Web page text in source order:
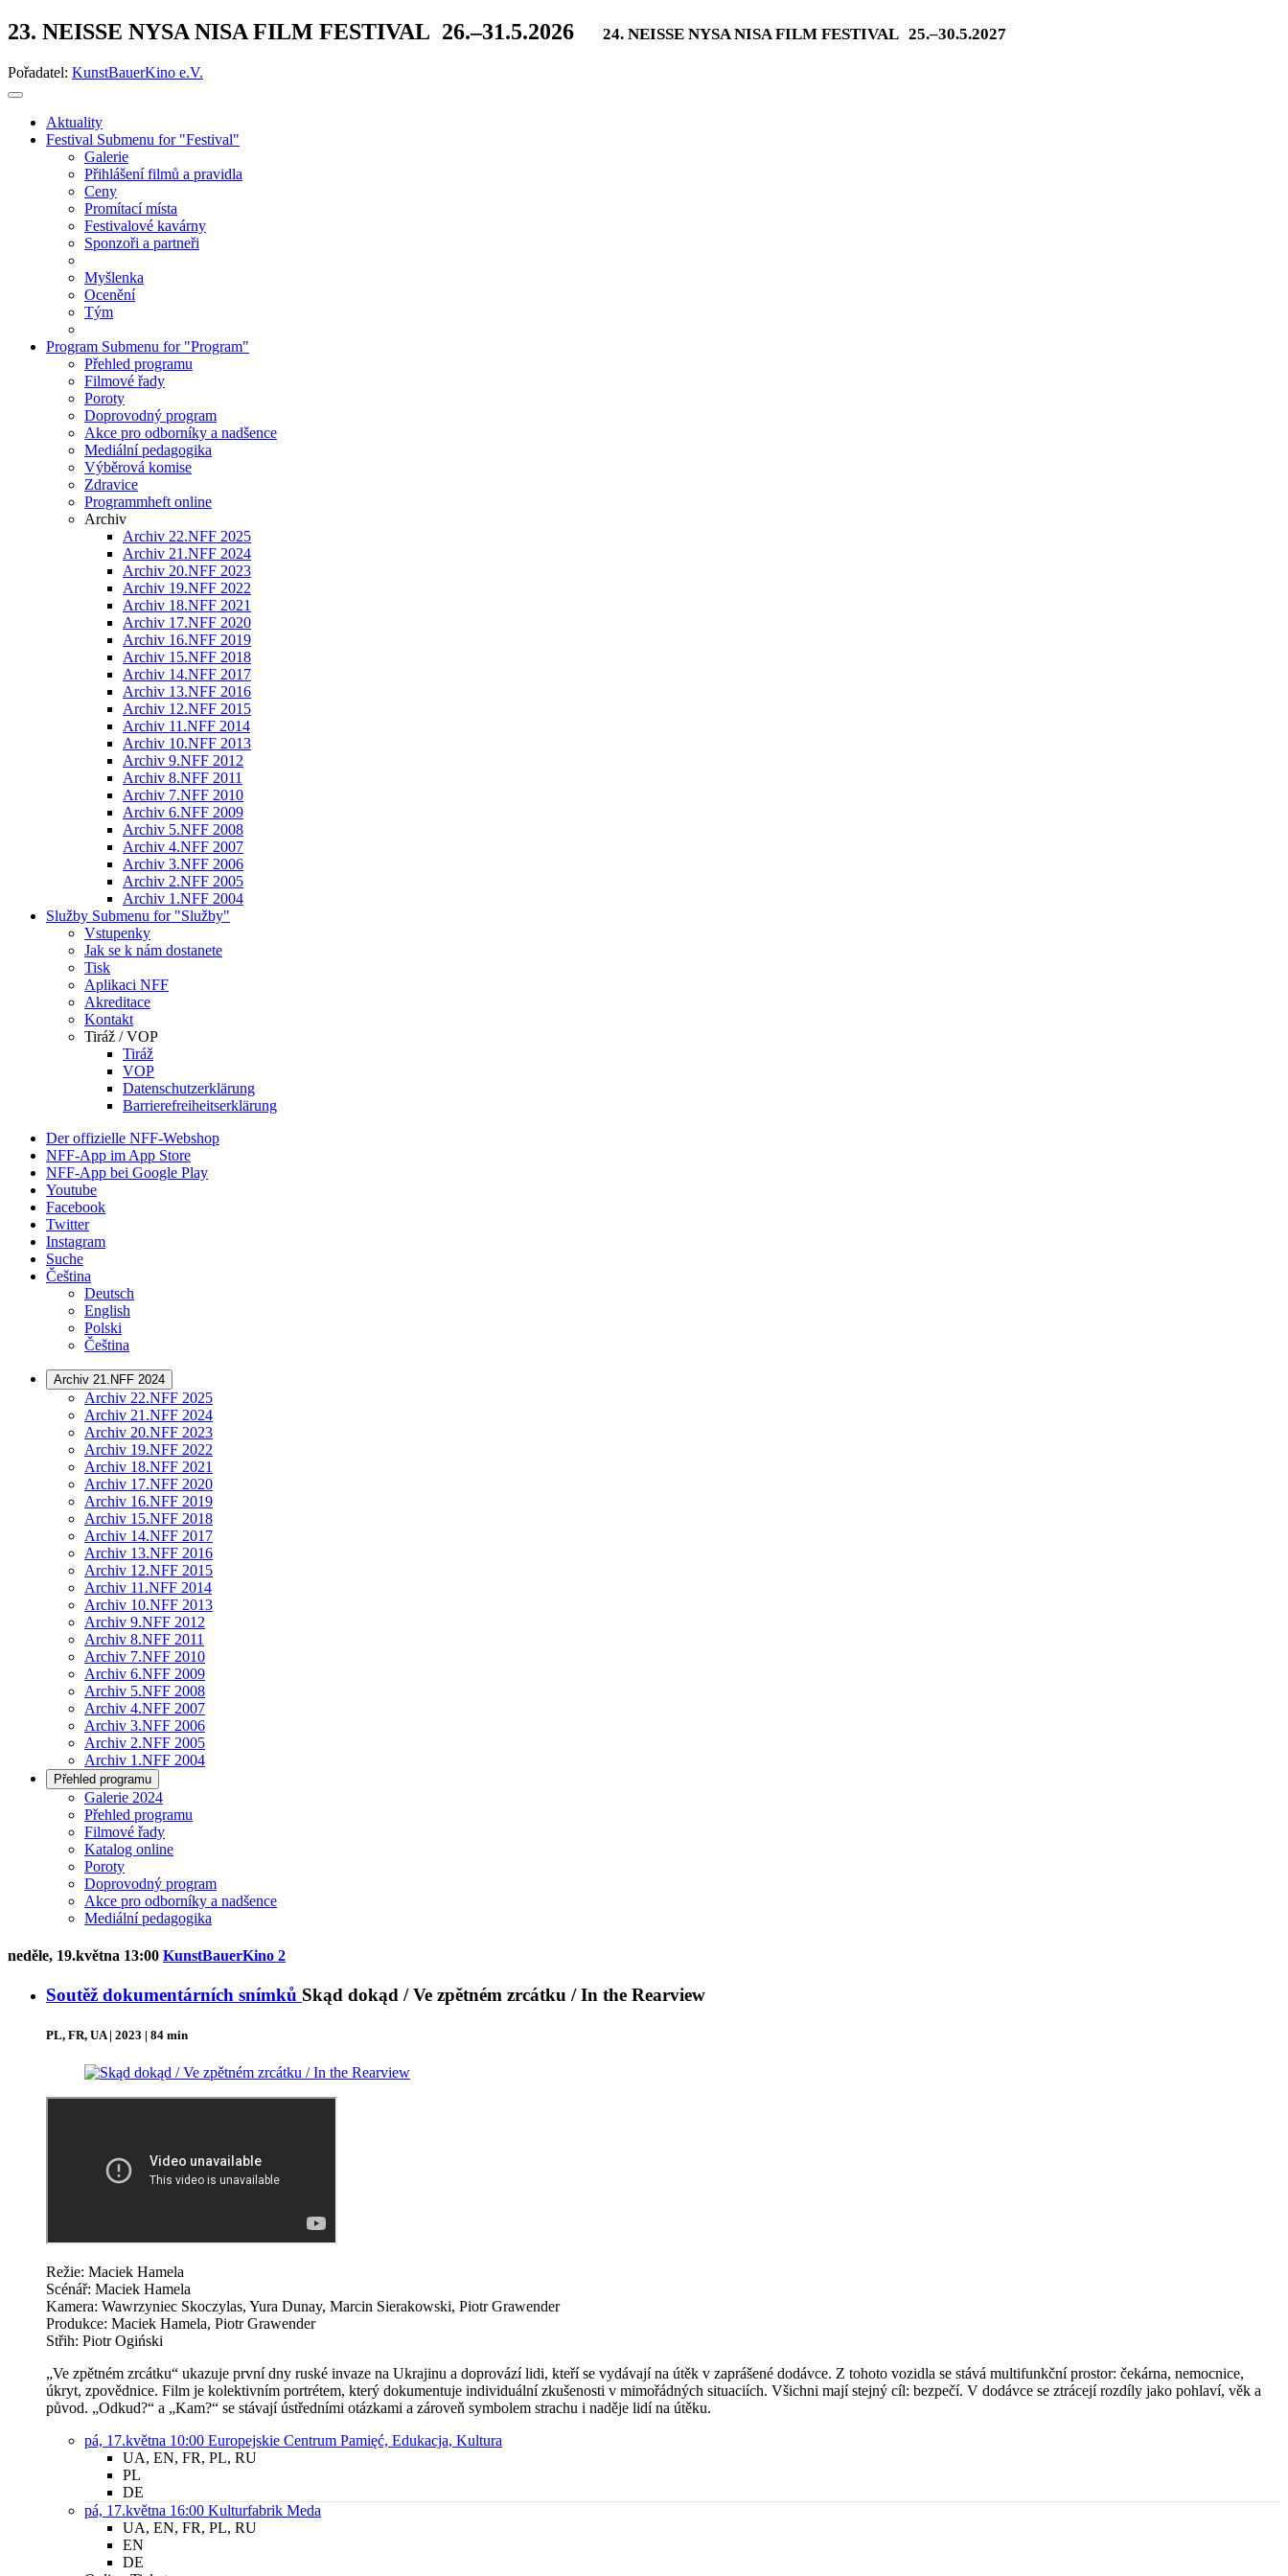
23. NEISSE NYSA NISA FILM FESTIVAL 26.–31.5.2026 24. NEISSE NYSA NISA FILM FESTIVAL 25.–30.5.2027
Pořadatel: KunstBauerKino e.V.
Aktuality
Festival Submenu for "Festival"
Galerie
Přihlášení filmů a pravidla
Ceny
Promítací místa
Festivalové kavárny
Sponzoři a partneři
Myšlenka
Ocenění
Tým
Program Submenu for "Program"
Přehled programu
Filmové řady
Poroty
Doprovodný program
Akce pro odborníky a nadšence
Mediální pedagogika
Výběrová komise
Zdravice
Programmheft online
Archiv
Archiv 22.NFF 2025
Archiv 21.NFF 2024
Archiv 20.NFF 2023
Archiv 19.NFF 2022
Archiv 18.NFF 2021
Archiv 17.NFF 2020
Archiv 16.NFF 2019
Archiv 15.NFF 2018
Archiv 14.NFF 2017
Archiv 13.NFF 2016
Archiv 12.NFF 2015
Archiv 11.NFF 2014
Archiv 10.NFF 2013
Archiv 9.NFF 2012
Archiv 8.NFF 2011
Archiv 7.NFF 2010
Archiv 6.NFF 2009
Archiv 5.NFF 2008
Archiv 4.NFF 2007
Archiv 3.NFF 2006
Archiv 2.NFF 2005
Archiv 1.NFF 2004
Služby Submenu for "Služby"
Vstupenky
Jak se k nám dostanete
Tisk
Aplikaci NFF
Akreditace
Kontakt
Tiráž / VOP
Tiráž
VOP
Datenschutzerklärung
Barrierefreiheitserklärung
Der offizielle NFF-Webshop
NFF-App im App Store
NFF-App bei Google Play
Youtube
Facebook
Twitter
Instagram
Suche
Čeština
Deutsch
English
Polski
Čeština
Archiv 21.NFF 2024
Archiv 22.NFF 2025
Archiv 21.NFF 2024
Archiv 20.NFF 2023
Archiv 19.NFF 2022
Archiv 18.NFF 2021
Archiv 17.NFF 2020
Archiv 16.NFF 2019
Archiv 15.NFF 2018
Archiv 14.NFF 2017
Archiv 13.NFF 2016
Archiv 12.NFF 2015
Archiv 11.NFF 2014
Archiv 10.NFF 2013
Archiv 9.NFF 2012
Archiv 8.NFF 2011
Archiv 7.NFF 2010
Archiv 6.NFF 2009
Archiv 5.NFF 2008
Archiv 4.NFF 2007
Archiv 3.NFF 2006
Archiv 2.NFF 2005
Archiv 1.NFF 2004
Přehled programu
Galerie 2024
Přehled programu
Filmové řady
Katalog online
Poroty
Doprovodný program
Akce pro odborníky a nadšence
Mediální pedagogika
neděle, 19.května 13:00 KunstBauerKino 2
Soutěž dokumentárních snímků Skąd dokąd / Ve zpětném zrcátku / In the Rearview
PL, FR, UA | 2023 | 84 min
Režie: Maciek Hamela
Scénář: Maciek Hamela
Kamera: Wawrzyniec Skoczylas, Yura Dunay, Marcin Sierakowski, Piotr Grawender
Produkce: Maciek Hamela, Piotr Grawender
Střih: Piotr Ogiński
„Ve zpětném zrcátku“ ukazuje první dny ruské invaze na Ukrajinu a doprovází lidi, kteří se vydávají na útěk v zaprášené dodávce. Z tohoto vozidla se stává multifunkční prostor: čekárna, nemocnice,
úkryt, zpovědnice. Film je kolektivním portrétem, který dokumentuje individuální zkušenosti v mimořádných situaciích. Všichni mají stejný cíl: bezpečí. V dodávce se ztrácejí rozdíly jako pohlaví, věk a
původ. „Odkud?“ a „Kam?“ se stávají ústředními otázkami a zároveň symbolem strachu i naděje lidí na útěku.
pá, 17.května 10:00 Europejskie Centrum Pamięć, Edukacja, Kultura
UA, EN, FR, PL, RU
PL
DE
pá, 17.května 16:00 Kulturfabrik Meda
UA, EN, FR, PL, RU
EN
DE